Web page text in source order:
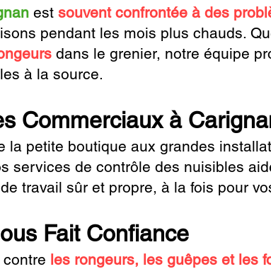
est souvent confrontée à des
pendant les mois plus chauds.
dans le grenier, notre équipe
à la source.
Commerciaux à
la petite boutique aux grandes
services de contrôle des nuisibles
travail sûr et propre, à la fois pour
Fait Confiance
les rongeurs, les guêpes et les